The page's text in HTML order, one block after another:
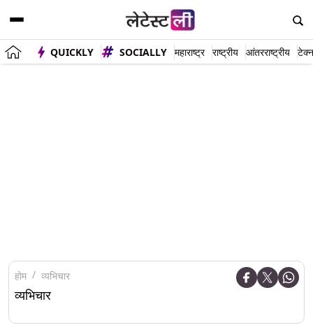
QUICKLY SOCIALLY महाराष्ट्र राष्ट्रीय आंतरराष्ट्रीय
होम व्यभिचार
व्यभिचार